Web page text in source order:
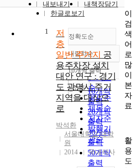
내보내기
내책장담기
한글로보기
정확도순
정확도
순
인기도
순
연도순
제목순
저자순
발행기
관순
내림차순
내림차순
10개씩 출력
10개씩
출력
20개씩
출력
30개씩
출력
50개씩
출력
조회
1
저
층
일반 주거지 공
용주차장 설치
대안 연구 : 경기
도 광명시 주거
지역을 대상으
로
박석환
서울대학교 대학
원
2014
국내석사
이
검
색
어
로
많
이
본
자
료
활
용
도